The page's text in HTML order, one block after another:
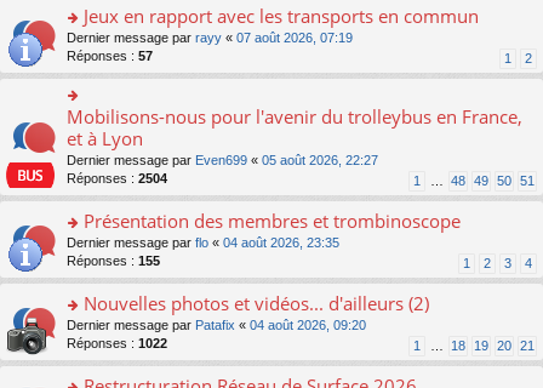
nt
n
lu
le
pl
u
s
ré
c
e
nt
a
g
e
n
o
n
lu
le
pl
u
c
e
nt
ult
er
le
m
e
s
s
a
g
e
n
lu
le
pl
u
s
ré
o
n
s
ult
er
le
m
e
s
s
a
g
e
n
lu
le
pl
u
Jeux en rapport avec les transports en commun
Dernier message par rayy « 07 août 2026, 07:19
Réponses : 57 1 2
o
n
ult
er
le
m
e
s
s
a
g
e
n
o
Mobilisons-nous pour l'avenir du trolleybus en France,
et à Lyon
Dernier message par Even699 « 05 août 2026, 22:27
Réponses : 2504 1 48 49 50 51
o
n
s
ult
er
le
m
e
Présentation des membres et trombinoscope
Dernier message par flo « 04 août 2026, 23:35
Réponses : 155 1 2 3 4
o
n
s
ult
Nouvelles photos et vidéos... d'ailleurs (2)
Dernier message par Patafix « 04 août 2026, 09:20
Réponses : 1022 1 18 19 20 21